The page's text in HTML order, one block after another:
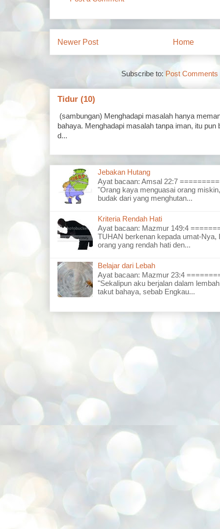
Newer Post Home
Subscribe to: Post Comments
Tidur (10)
(sambungan) Menghadapi masalah hanya
bahaya. Menghadapi masalah tanpa iman, itu
d...
Jebakan Hutang
Ayat bacaan: Amsal 22:7
"Orang kaya menguasai orang
budak dari yang menghutan...
Kriteria Rendah Hati
Ayat bacaan: Mazmur 149:4
TUHAN berkenan kepada umat-Nya,
orang yang rendah hati den...
Belajar dari Lebah
Ayat bacaan: Mazmur 23:4
"Sekalipun aku berjalan dalam
takut bahaya, sebab Engkau...